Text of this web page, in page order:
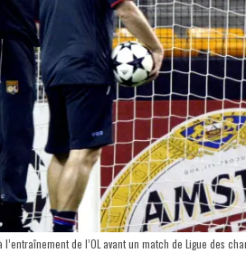
de l’OL avant un match de Ligue des